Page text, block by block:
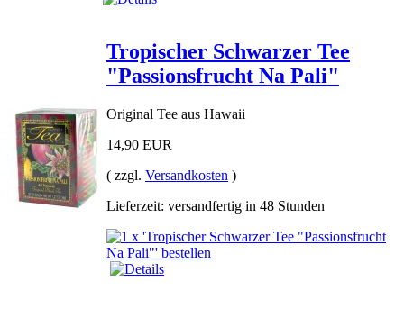
Tropischer Schwarzer Tee
"Passionsfrucht Na Pali"
Original Tee aus Hawaii
14,90 EUR
( zzgl. Versandkosten )
Lieferzeit: versandfertig in 48 Stunden